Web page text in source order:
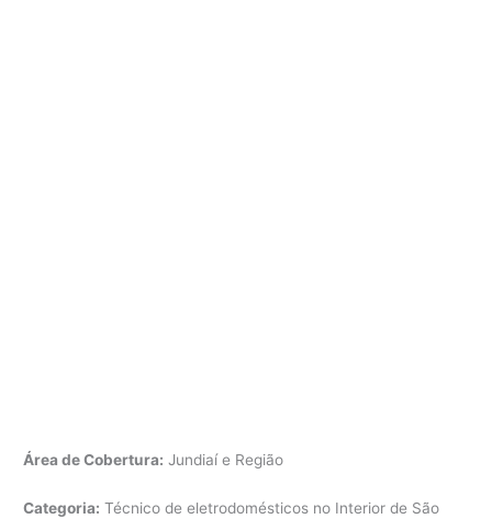
Área de Cobertura: Jundiaí e Região
Categoria: Técnico de eletrodomésticos no Interior de São